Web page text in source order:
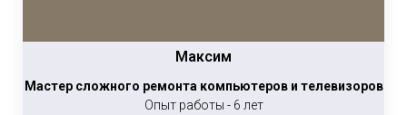
Максим
Мастер сложного ремонта компьютеров и телевизоров
Опыт работы - 6 лет